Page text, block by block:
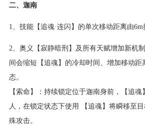
二、迦南
1、技能【追魂·连闪】的单次移动距离由6m
2、奥义【寂静暗刑】及所有天赋增加新机
间会缩短【追魂】的冷却时间、增加移动距
态。
【索命】：持续锁定位于迦南身前，【追
人，在锁定状态下使用 【追魂】将瞬移至
殊攻击。